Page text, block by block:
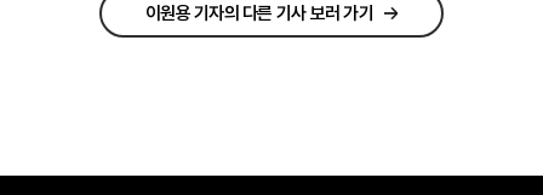
이원용 기자의 다른 기사 보러 가기